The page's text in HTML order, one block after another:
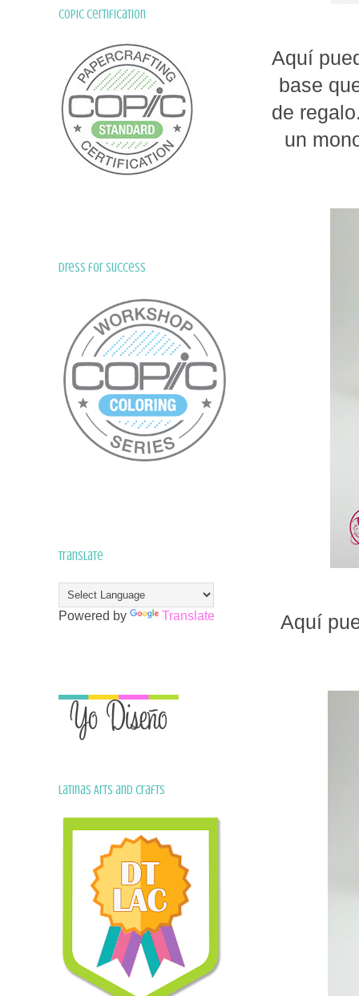
Aquí
base
de
un
Aquí
Copic Certification
Dress for Success
Translate
Powered by Translate
Latinas Arts and Crafts